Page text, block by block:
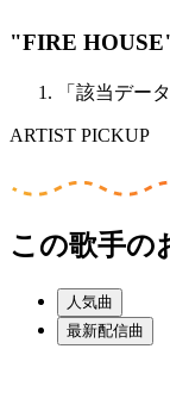
"FIRE
「該当デー
ARTIST PICKUP
この歌手の
人気曲
最新配信曲